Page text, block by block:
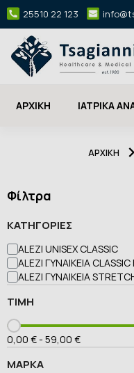
25510 22 123
ΑΡΧΙΚΉ ΙΑΤΡΙΚΑ
ΑΡΧΙΚΉ
Φίλτρα
ΚΑΤΗΓΟΡΊΕΣ
ALEZI UNISEX CLASSIC
ALEZI ΓΥΝΑΙΚΕΊΑ CLASSIC
ALEZI ΓΥΝΑΙΚΕΊΑ
ΤΙΜΉ
0,00 €- 59,00 €
ΜΆΡΚΑ